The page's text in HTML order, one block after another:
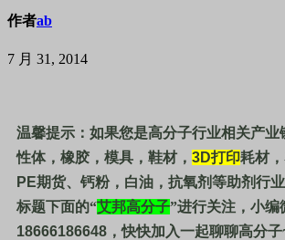
作者ab
7 月 31, 2014
温馨提示：如果您是高分子行业相关产业
性体，橡胶，模具，鞋材， 3D打印耗材
PE期货、钙粉，白油，抗氧剂等助剂行
标题下面的“艾邦高分子”进行关注，小编
18666186648 ，快快加入一起聊聊高分子